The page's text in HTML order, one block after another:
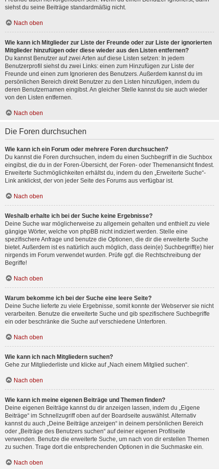
siehst du seine Beiträge standardmäßig nicht.
Nach oben
Wie kann ich Mitglieder zur Liste der Freunde oder zur Liste der ignorierten
Mitglieder hinzufügen oder diese wieder aus den Listen entfernen?
Du kannst Benutzer auf zwei Arten auf diese Listen setzen: In jedem
Benutzerprofil siehst du zwei Links: einen zum Hinzufügen zur Liste der
Freunde und einen zum Ignorieren des Benutzers. Außerdem kannst du im
persönlichen Bereich direkt Benutzer zu den Listen hinzufügen, indem du
deren Benutzernamen eingibst. An gleicher Stelle kannst du sie auch wieder
von den Listen entfernen.
Nach oben
Die Foren durchsuchen
Wie kann ich ein Forum oder mehrere Foren durchsuchen?
Du kannst die Foren durchsuchen, indem du einen Suchbegriff in die Suchbox
eingibst, die du in der Foren-Übersicht, der Foren- oder Themenansicht findest.
Erweiterte Suchmöglichkeiten erhältst du, indem du den „Erweiterte Suche“-
Link anklickst, der von jeder Seite des Forums aus verfügbar ist.
Nach oben
Weshalb erhalte ich bei der Suche keine Ergebnisse?
Deine Suche war möglicherweise zu allgemein gehalten und enthielt zu viele
gängige Wörter, welche von phpBB nicht indiziert werden. Stelle eine
spezifischere Anfrage und benutze die Optionen, die dir die erweiterte Suche
bietet. Außerdem ist es natürlich auch möglich, dass dein(e) Suchbegriff(e) hier
nirgends im Forum verwendet wurden. Prüfe ggf. die Rechtschreibung der
Begriffe!
Nach oben
Warum bekomme ich bei der Suche eine leere Seite?
Deine Suche lieferte zu viele Ergebnisse, somit konnte der Webserver sie nicht
verarbeiten. Benutze die erweiterte Suche und gib spezifischere Suchbegriffe
ein oder beschränke die Suche auf verschiedene Unterforen.
Nach oben
Wie kann ich nach Mitgliedern suchen?
Gehe zur Mitgliederliste und klicke auf „Nach einem Mitglied suchen“.
Nach oben
Wie kann ich meine eigenen Beiträge und Themen finden?
Deine eigenen Beiträge kannst du dir anzeigen lassen, indem du „Eigene
Beiträge“ im Schnellzugriff oben auf der Boardseite auswählst. Alternativ
kannst du auch „Deine Beiträge anzeigen“ in deinem persönlichen Bereich
oder „Beiträge des Benutzers suchen“ auf deiner eigenen Profilseite
verwenden. Benutze die erweiterte Suche, um nach von dir erstellen Themen
zu suchen. Trage dort die entsprechenden Optionen in die Suchmaske ein.
Nach oben